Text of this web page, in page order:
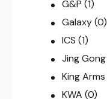
G&P (1)
Galaxy (0)
ICS (1)
Jing Gong
King Arms
KWA (0)